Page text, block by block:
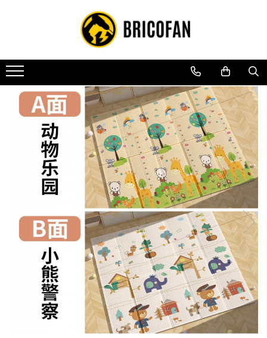
Toate Produsele
Vehicule electrice
Atv
Cu permis
Fără permis
Masini electrice
Motocross
Piese de schimb vehicule electrice
Scutere electrice
Scutere pe benzina
Tricicluri cargo fara permis
Tricicluri persoane
Trotinete electrice
Biciclete, trotinete, triciclete
Biciclete electrice
Triciclete